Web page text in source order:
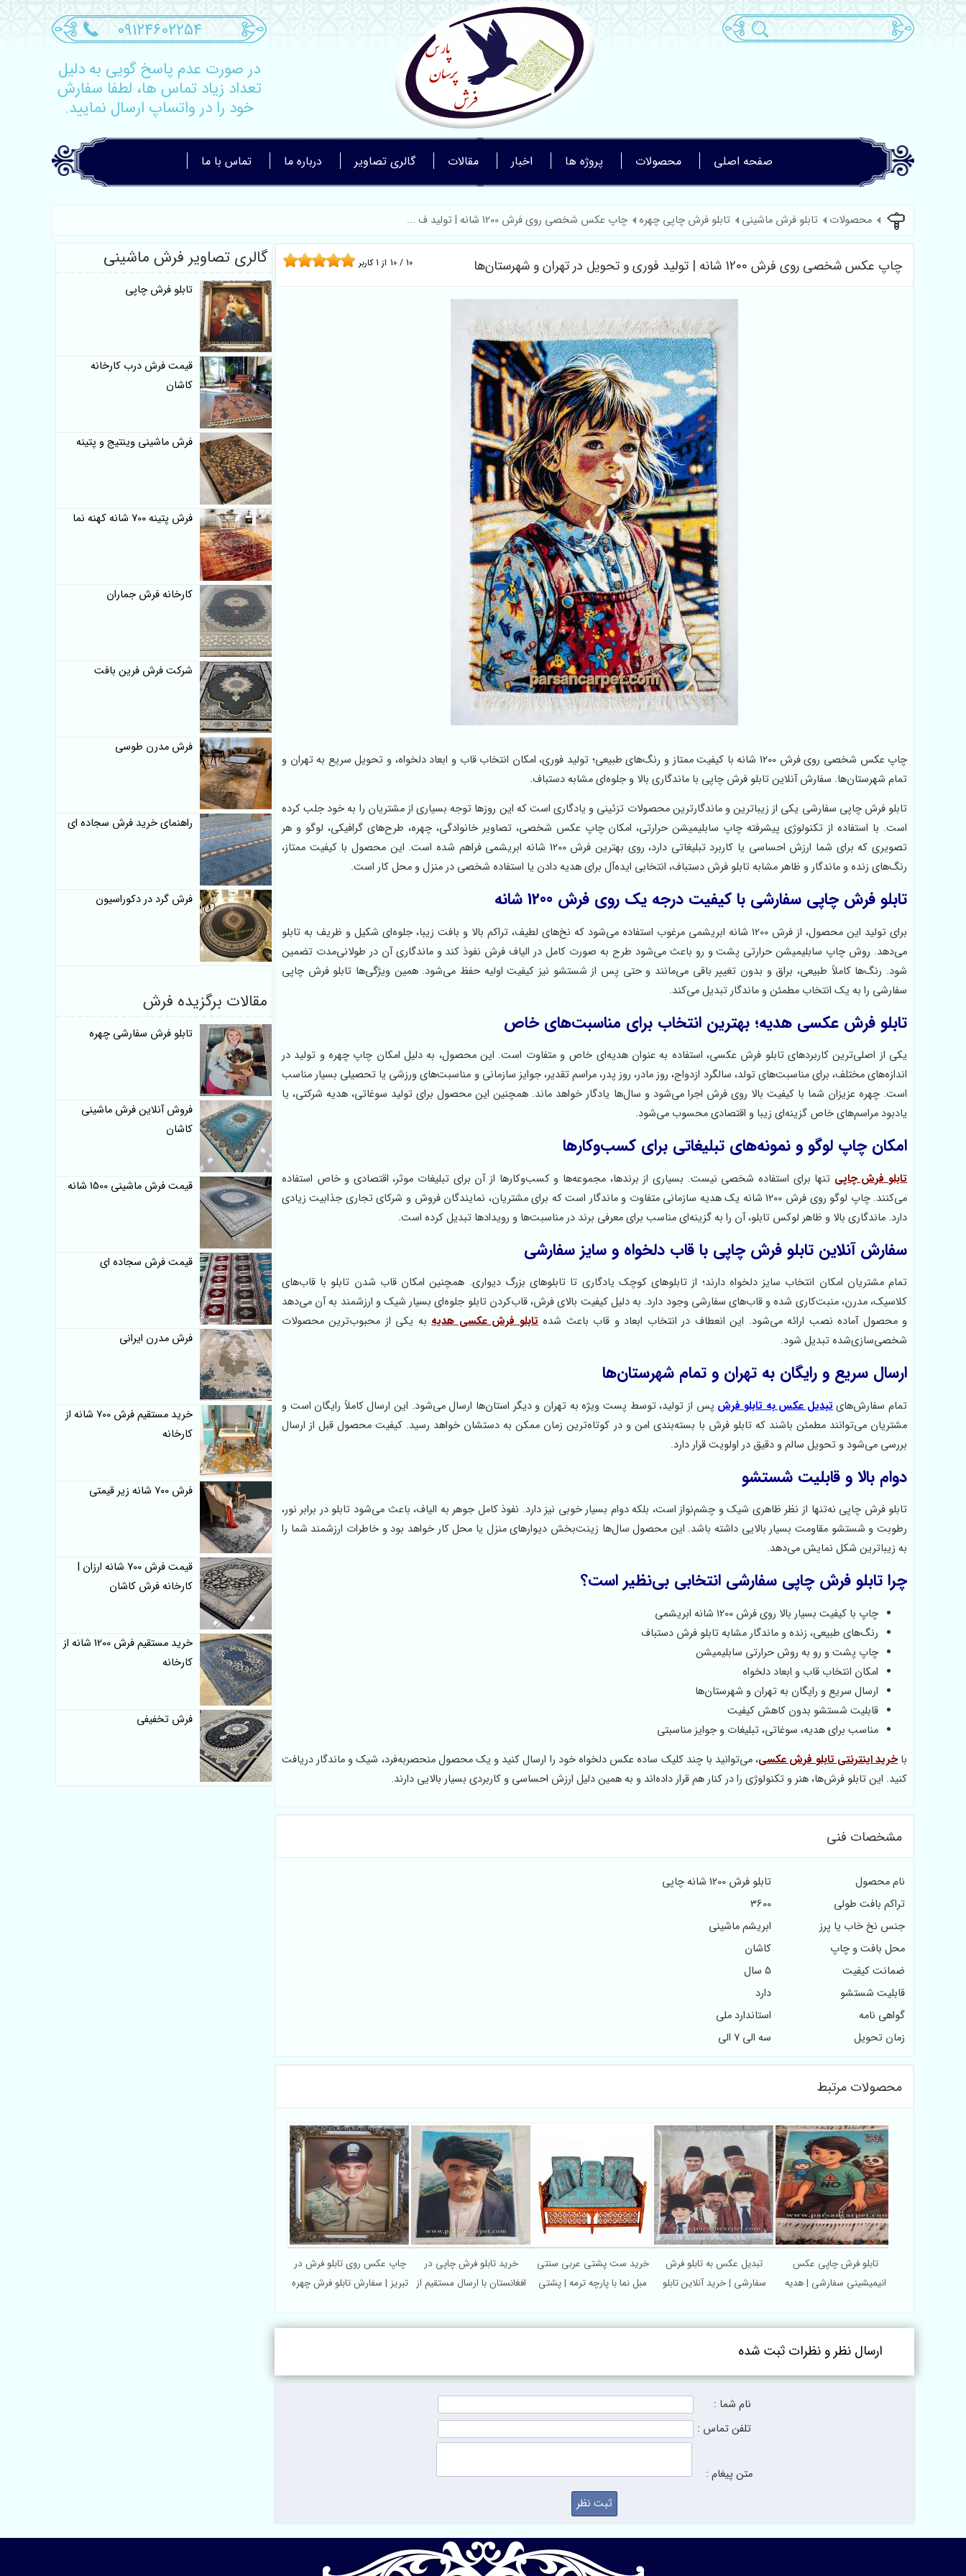
09124602254
در صورت عدم پاسخ گویی به دلیل
تعداد زیاد تماس ها، لطفا سفارش
خود را در واتساپ ارسال نمایید.
صفحه اصلی محصولات پروژه ها اخبار مقالات گالری تصاویر درباره ما تماس با ما
محصولات تابلو فرش ماشینی تابلو فرش چاپی چهره چاپ عکس شخصی روی فرش 1200 شانه | تولید ف ...
چاپ عکس شخصی روی فرش 1200 شانه | تولید فوری و تحویل در تهران و شهرستان‌ها 10 / 10 از 1کاربر
چاپ عکس شخصی روی فرش 1200 شانه با کیفیت ممتاز و رنگ‌های طبیعی؛ تولید فوری، امکان انتخاب قاب و ابعاد دلخواه، و تحویل سریع به تهران و
تمام شهرستان‌ها. سفارش آنلاین تابلو فرش چاپی با ماندگاری بالا و جلوه‌ای مشابه دستباف.
تابلو فرش چاپی سفارشی یکی از زیباترین و ماندگارترین محصولات تزئینی و یادگاری است که این روزها توجه بسیاری از مشتریان را به خود جلب کرده
است. با استفاده از تکنولوژی پیشرفته چاپ سابلیمیشن حرارتی، امکان چاپ عکس شخصی، تصاویر خانوادگی، چهره، طرح‌های گرافیکی، لوگو و هر
تصویری که برای شما ارزش احساسی یا کاربرد تبلیغاتی دارد، روی بهترین فرش 1200 شانه ابریشمی فراهم شده است. این محصول با کیفیت ممتاز،
رنگ‌های زنده و ماندگار و ظاهر مشابه تابلو فرش دستباف، انتخابی ایده‌آل برای هدیه دادن یا استفاده شخصی در منزل و محل کار است.
تابلو فرش چاپی سفارشی با کیفیت درجه یک روی فرش 1200 شانه
برای تولید این محصول، از فرش 1200 شانه ابریشمی مرغوب استفاده می‌شود که نخ‌های لطیف، تراکم بالا و بافت زیبا، جلوه‌ای شکیل و ظریف به تابلو
می‌دهد. روش چاپ سابلیمیشن حرارتی پشت و رو باعث می‌شود طرح به صورت کامل در الیاف فرش نفوذ کند و ماندگاری آن در طولانی‌مدت تضمین
شود. رنگ‌ها کاملاً طبیعی، براق و بدون تغییر باقی می‌مانند و حتی پس از شستشو نیز کیفیت اولیه حفظ می‌شود. همین ویژگی‌ها تابلو فرش چاپی
سفارشی را به یک انتخاب مطمئن و ماندگار تبدیل می‌کند.
تابلو فرش عکسی هدیه؛ بهترین انتخاب برای مناسبت‌های خاص
یکی از اصلی‌ترین کاربردهای تابلو فرش عکسی، استفاده به عنوان هدیه‌ای خاص و متفاوت است. این محصول، به دلیل امکان چاپ چهره و تولید در
اندازه‌های مختلف، برای مناسبت‌های تولد، سالگرد ازدواج، روز مادر، روز پدر، مراسم تقدیر، جوایز سازمانی و مناسبت‌های ورزشی یا تحصیلی بسیار مناسب
است. چهره عزیزان شما با کیفیت بالا روی فرش اجرا می‌شود و سال‌ها یادگار خواهد ماند. همچنین این محصول برای تولید سوغاتی، هدیه شرکتی، یا
یادبود مراسم‌های خاص گزینه‌ای زیبا و اقتصادی محسوب می‌شود.
امکان چاپ لوگو و نمونه‌های تبلیغاتی برای کسب‌وکارها
تابلو فرش چاپی تنها برای استفاده شخصی نیست. بسیاری از برندها، مجموعه‌ها و کسب‌وکارها از آن برای تبلیغات موثر، اقتصادی و خاص استفاده
می‌کنند. چاپ لوگو روی فرش 1200 شانه یک هدیه سازمانی متفاوت و ماندگار است که برای مشتریان، نمایندگان فروش و شرکای تجاری جذابیت زیادی
دارد. ماندگاری بالا و ظاهر لوکس تابلو، آن را به گزینه‌ای مناسب برای معرفی برند در مناسبت‌ها و رویدادها تبدیل کرده است.
سفارش آنلاین تابلو فرش چاپی با قاب دلخواه و سایز سفارشی
تمام مشتریان امکان انتخاب سایز دلخواه دارند؛ از تابلوهای کوچک یادگاری تا تابلوهای بزرگ دیواری. همچنین امکان قاب شدن تابلو با قاب‌های
کلاسیک، مدرن، منبت‌کاری شده و قاب‌های سفارشی وجود دارد. به دلیل کیفیت بالای فرش، قاب‌کردن تابلو جلوه‌ای بسیار شیک و ارزشمند به آن می‌دهد
و محصول آماده نصب ارائه می‌شود. این انعطاف در انتخاب ابعاد و قاب باعث شدهتابلو فرش عکسی هدیهبه یکی از محبوب‌ترین محصولات
شخصی‌سازی‌شده تبدیل شود.
ارسال سریع و رایگان به تهران و تمام شهرستان‌ها
تمام سفارش‌هایتبدیل عکس به تابلو فرش پس از تولید، توسط پست ویژه به تهران و دیگر استان‌ها ارسال می‌شود. این ارسال کاملاً رایگان است و
مشتریان می‌توانند مطمئن باشند که تابلو فرش با بسته‌بندی امن و در کوتاه‌ترین زمان ممکن به دستشان خواهد رسید. کیفیت محصول قبل از ارسال
بررسی می‌شود و تحویل سالم و دقیق در اولویت قرار دارد.
دوام بالا و قابلیت شستشو
تابلو فرش چاپی نه‌تنها از نظر ظاهری شیک و چشم‌نواز است، بلکه دوام بسیار خوبی نیز دارد. نفوذ کامل جوهر به الیاف، باعث می‌شود تابلو در برابر نور،
رطوبت و شستشو مقاومت بسیار بالایی داشته باشد. این محصول سال‌ها زینت‌بخش دیوارهای منزل یا محل کار خواهد بود و خاطرات ارزشمند شما را
به زیباترین شکل نمایش می‌دهد.
چرا تابلو فرش چاپی سفارشی انتخابی بی‌نظیر است؟
چاپ با کیفیت بسیار بالا روی فرش 1200 شانه ابریشمی
رنگ‌های طبیعی، زنده و ماندگار مشابه تابلو فرش دستباف
چاپ پشت و رو به روش حرارتی سابلیمیشن
امکان انتخاب قاب و ابعاد دلخواه
ارسال سریع و رایگان به تهران و شهرستان‌ها
قابلیت شستشو بدون کاهش کیفیت
مناسب برای هدیه، سوغاتی، تبلیغات و جوایز مناسبتی
باخرید اینترنتی تابلو فرش عکسی، می‌توانید با چند کلیک ساده عکس دلخواه خود را ارسال کنید و یک محصول منحصر‌به‌فرد، شیک و ماندگار دریافت
کنید. این تابلو فرش‌ها، هنر و تکنولوژی را در کنار هم قرار داده‌اند و به همین دلیل ارزش احساسی و کاربردی بسیار بالایی دارند.
مشخصات فنی
نام محصول
تابلو فرش 1200 شانه چاپی
تراکم بافت طولی
3600
جنس نخ خاب یا پرز
ابریشم ماشینی
محل بافت و چاپ
کاشان
ضمانت کیفیت
5 سال
قابلیت شستشو
دارد
گواهی نامه
استاندارد ملی
زمان تحویل
سه الی 7 الی
محصولات مرتبط
چاپ عکس روی تابلو فرش در
تبریز | سفارش تابلو فرش چهره
خرید تابلو فرش چاپی در
افغانستان با ارسال مستقیم از
خرید ست پشتی عربی سنتی
مبل نما با پارچه ترمه | پشتی
تبدیل عکس به تابلو فرش
سفارشی | خرید آنلاین تابلو
تابلو فرش چاپی عکس
انیمیشینی سفارشی | هدیه
فرش چاپی سابلیمیشن |
عکس به هدیه‌ ماندگار
ارسال نظر و نظرات ثبت شده
نام شما :
تلفن تماس :
متن پیغام :
گالری تصاویر فرش ماشینی
تابلو فرش چاپی
قیمت فرش درب کارخانه
کاشان
فرش ماشینی وینتیج و پتینه
فرش پتینه 700 شانه کهنه نما
کارخانه فرش جماران
شرکت فرش فرین بافت
فرش مدرن طوسی
راهنمای خرید فرش سجاده ای
فرش گرد در دکوراسیون
مقالات برگزیده فرش
تابلو فرش سفارشی چهره
فروش آنلاین فرش ماشینی
کاشان
قیمت فرش ماشینی 1500 شانه
قیمت فرش سجاده ای
فرش مدرن ایرانی
خرید مستقیم فرش 700 شانه از
کارخانه
فرش 700 شانه زیر قیمتی
قیمت فرش 700 شانه ارزان |
کارخانه فرش کاشان
خرید مستقیم فرش 1200 شانه از
کارخانه
فرش تخفیفی